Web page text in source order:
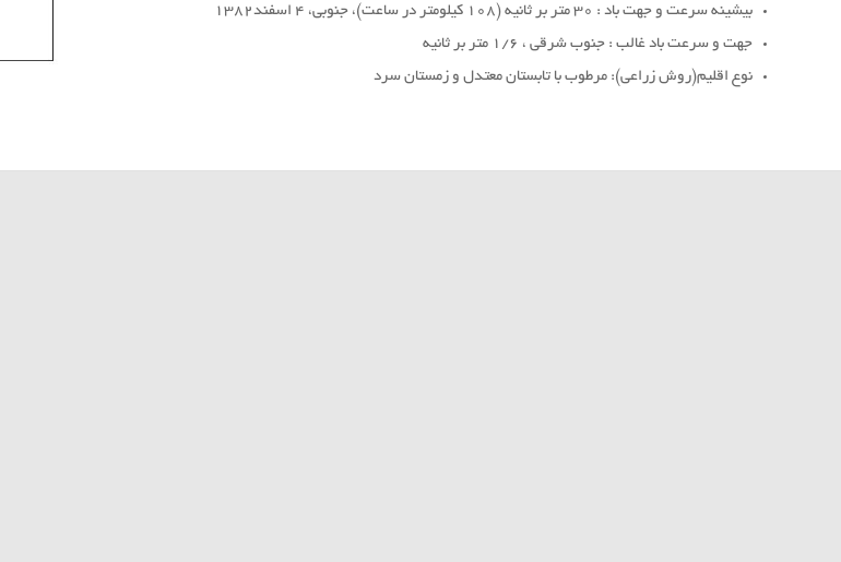
بیشینه سرعت و جهت باد : 30 متر بر ثانیه (108 کیلومتر در ساعت)، جنوبی، 4 اسفند1382
جهت و سرعت باد غالب : جنوب شرقی ، 1/6 متر بر ثانیه
نوع اقلیم(روش زراعی): مرطوب با تابستان معتدل و زمستان سرد